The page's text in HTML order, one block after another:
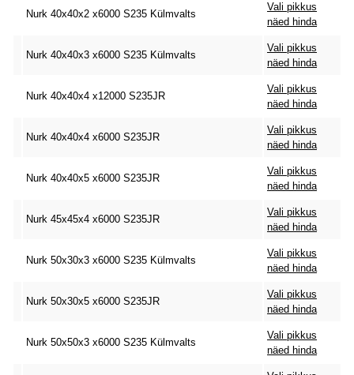
Nurk 40x40x2 x6000 S235 Külmvalts
Vali pikkus
näed hinda
Nurk 40x40x3 x6000 S235 Külmvalts
Vali pikkus
näed hinda
Nurk 40x40x4 x12000 S235JR
Vali pikkus
näed hinda
Nurk 40x40x4 x6000 S235JR
Vali pikkus
näed hinda
Nurk 40x40x5 x6000 S235JR
Vali pikkus
näed hinda
Nurk 45x45x4 x6000 S235JR
Vali pikkus
näed hinda
Nurk 50x30x3 x6000 S235 Külmvalts
Vali pikkus
näed hinda
Nurk 50x30x5 x6000 S235JR
Vali pikkus
näed hinda
Nurk 50x50x3 x6000 S235 Külmvalts
Vali pikkus
näed hinda